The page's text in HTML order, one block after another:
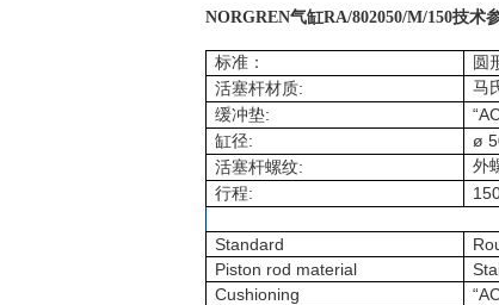
NORGREN气缸RA/802050/M/150技术
标准：
圆
活塞杆材质:
马
缓冲垫:
缸径: ø
活塞杆螺纹:
外
行程:
Standard
Piston rod material
Cushioning